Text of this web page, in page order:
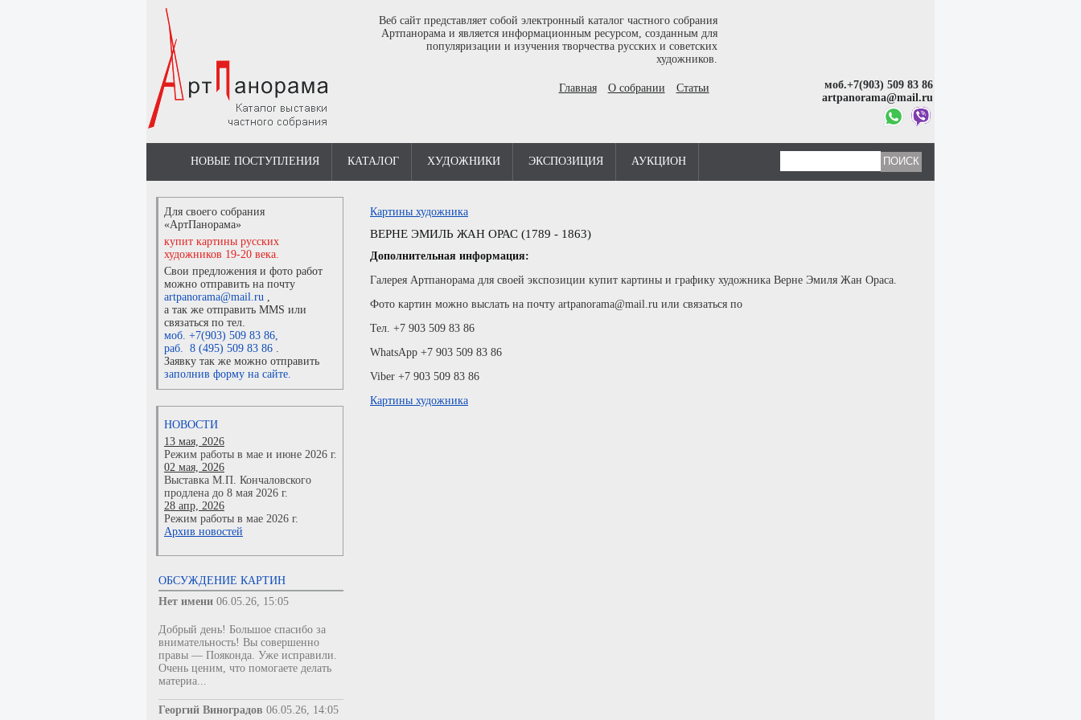
Веб сайт представляет собой электронный каталог частного собрания
Артпанорама и является информационным ресурсом, созданным для
популяризации и изучения творчества русских и советских
художников.
Главная О собрании Статьи
моб.+7(903) 509 83 86
artpanorama@mail.ru
НОВЫЕ ПОСТУПЛЕНИЯ КАТАЛОГ ХУДОЖНИКИ ЭКСПОЗИЦИЯ АУКЦИОН
Для своего собрания
«АртПанорама»
купит картины русских
художников 19-20 века.
Свои предложения и фото работ
можно отправить на почту
artpanorama@mail.ru ,
а так же отправить MMS или
связаться по тел.
моб. +7(903) 509 83 86,
раб. 8 (495) 509 83 86 .
Заявку так же можно отправить
заполнив форму на сайте.
НОВОСТИ
13 мая, 2026
Режим работы в мае и июне 2026 г.
02 мая, 2026
Выставка М.П. Кончаловского
продлена до 8 мая 2026 г.
28 апр, 2026
Режим работы в мае 2026 г.
Архив новостей
ОБСУЖДЕНИЕ КАРТИН
Нет имени 06.05.26, 15:05
Добрый день! Большое спасибо за
внимательность! Вы совершенно
правы — Пояконда. Уже исправили.
Очень ценим, что помогаете делать
материа...
Георгий Виноградов 06.05.26, 14:05
Картины художника
ВЕРНЕ ЭМИЛЬ ЖАН ОРАС (1789 - 1863)
Дополнительная информация:
Галерея Артпанорама для своей экспозиции купит картины и графику художника Верне Эмиля Жан Ораса.
Фото картин можно выслать на почту artpanorama@mail.ru или связаться по
Тел. +7 903 509 83 86
WhatsApp +7 903 509 83 86
Viber +7 903 509 83 86
Картины художника